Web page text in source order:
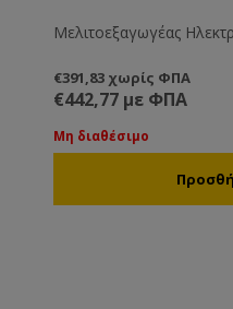
Μελιτοεξαγωγέας
€391,83 χωρίς ΦΠΑ
€442,77 με ΦΠΑ
Μη διαθέσιμο